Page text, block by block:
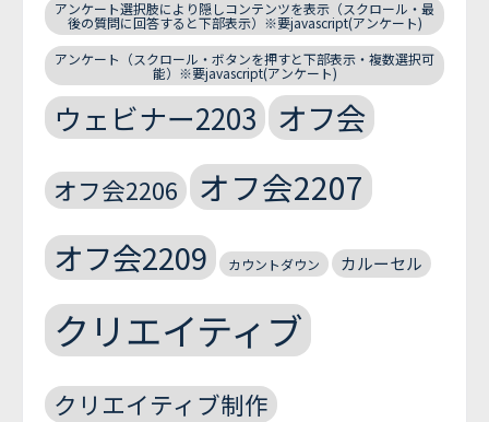
アンケート選択肢により隠しコンテンツを表示（スクロール・最
後の質問に回答すると下部表示）※要javascript(アンケート)
アンケート（スクロール・ボタンを押すと下部表示・複数選択可
能）※要javascript(アンケート)
ウェビナー2203 オフ会
オフ会2206 オフ会2207
オフ会2209 カウントダウン カルーセル
クリエイティブ
クリエイティブ制作